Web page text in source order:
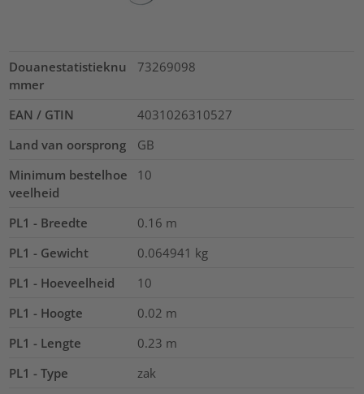
Douanestatistieknu
mmer
73269098
EAN / GTIN
4031026310527
Land van oorsprong
GB
Minimum bestelhoe
veelheid
10
PL1 - Breedte 0.16 m
PL1 - Gewicht
0.064941 kg
PL1 - Hoeveelheid
10
PL1 - Hoogte
0.02 m
PL1 - Lengte
0.23 m
PL1 - Type
zak